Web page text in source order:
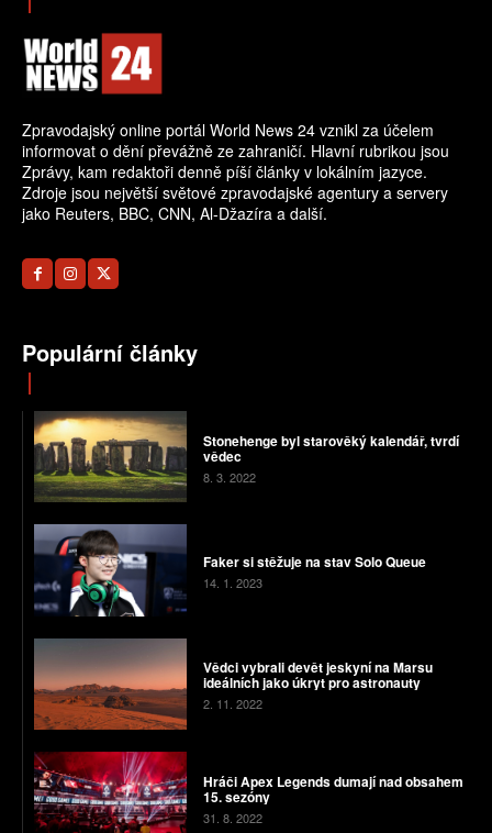
Zpravodajský online portál World News 24 vznikl za účelem
informovat o dění převážně ze zahraničí. Hlavní rubrikou jsou
Zprávy, kam redaktoři denně píší články v lokálním jazyce.
Zdroje jsou největší světové zpravodajské agentury a servery
jako Reuters, BBC, CNN, Al-Džazíra a další.
Populární články
Stonehenge byl starověký kalendář, tvrdí
vědec
8. 3. 2022
Faker si stěžuje na stav Solo Queue
14. 1. 2023
Vědci vybrali devět jeskyní na Marsu
ideálních jako úkryt pro astronauty
2. 11. 2022
Hráči Apex Legends dumají nad obsahem
15. sezóny
31. 8. 2022